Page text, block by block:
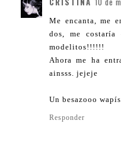
Me encanta, me
dos, me
modelitos!!!!!!
Ahora me ha
ainsss. jejeje
Un besazooo
Responder